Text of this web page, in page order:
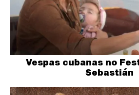
Vespas cubanas no
Sebastián